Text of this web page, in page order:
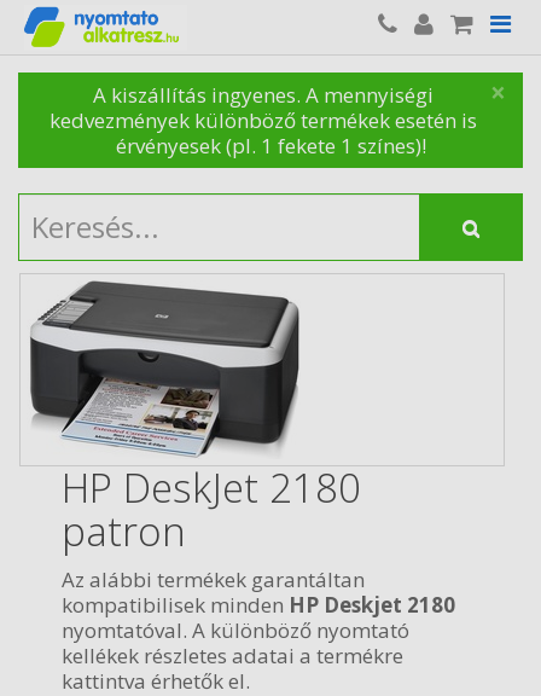
×
A kiszállítás ingyenes. A mennyiségi
kedvezmények különböző termékek esetén is
érvényesek (pl. 1 fekete 1 színes)!
HP DeskJet 2180
patron
Az alábbi termékek garantáltan
kompatibilisek minden HP Deskjet 2180
nyomtatóval. A különböző nyomtató
kellékek részletes adatai a termékre
kattintva érhetők el.